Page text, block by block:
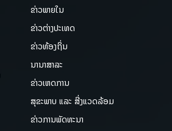
ຂ່າວພາຍ​ໃນ
ຂ່າວຕ່າງປະເທດ
ຂ່າວທ້ອງຖິ່ນ
ນານາສາລະ
ຂ່າວເຫດການ
ສຸຂະພາບ ແລະ ສີ່ງແວດລ້ອມ
ຂ່າວການພັດທະນາ